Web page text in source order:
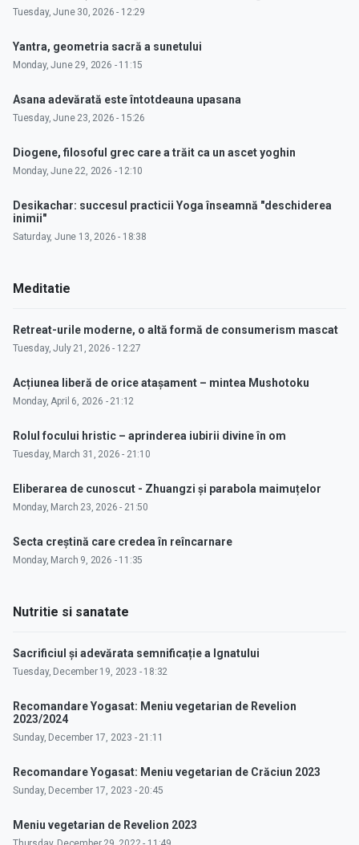
Tuesday, June 30, 2026 - 12:29
Yantra, geometria sacră a sunetului
Monday, June 29, 2026 - 11:15
Asana adevărată este întotdeauna upasana
Tuesday, June 23, 2026 - 15:26
Diogene, filosoful grec care a trăit ca un ascet yoghin
Monday, June 22, 2026 - 12:10
Desikachar: succesul practicii Yoga înseamnă "deschiderea
inimii"
Saturday, June 13, 2026 - 18:38
Meditatie
Retreat-urile moderne, o altă formă de consumerism mascat
Tuesday, July 21, 2026 - 12:27
Acțiunea liberă de orice atașament – mintea Mushotoku
Monday, April 6, 2026 - 21:12
Rolul focului hristic – aprinderea iubirii divine în om
Tuesday, March 31, 2026 - 21:10
Eliberarea de cunoscut - Zhuangzi și parabola maimuțelor
Monday, March 23, 2026 - 21:50
Secta creștină care credea în reîncarnare
Monday, March 9, 2026 - 11:35
Nutritie si sanatate
Sacrificiul și adevărata semnificație a Ignatului
Tuesday, December 19, 2023 - 18:32
Recomandare Yogasat: Meniu vegetarian de Revelion
2023/2024
Sunday, December 17, 2023 - 21:11
Recomandare Yogasat: Meniu vegetarian de Crăciun 2023
Sunday, December 17, 2023 - 20:45
Meniu vegetarian de Revelion 2023